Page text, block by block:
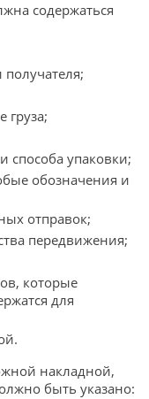
содержаться
груза;
способа упаковки;
обозначения и
отправок;
передвижения;
которые
для
накладной,
быть указано: